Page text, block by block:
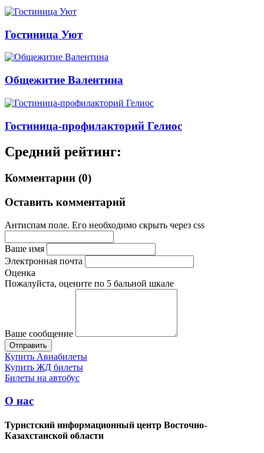
Гостиница Уют
Общежитие Валентина
Гостиница-профилакторий Гелиос
Средний рейтинг:
Комментарии (0)
Оставить комментарий
Антиспам поле. Его необходимо скрыть через css
Ваше имя
Электронная почта
Оценка
Пожалуйста, оцените по 5 бальной шкале
Ваше сообщение
Купить Авиабилеты
Купить ЖД билеты
Билеты на автобус
О нас
Туристский информационный центр Восточно-
Казахстанской области